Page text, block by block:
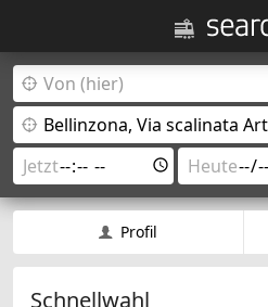
Profil
Schnellwahl